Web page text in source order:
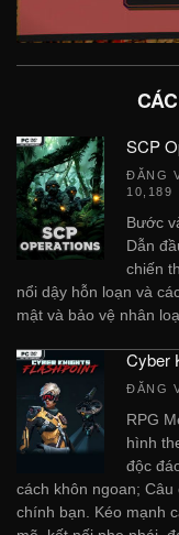
SCP
ĐĂNG
10,189
Bước
Dẫn
chiến
nổi dậy hỗn loạn và
mật và bảo vệ nhân
Cyber
ĐĂNG
RPG
hình
độc
cách khôn ngoan;
chính bạn. Kéo mạnh